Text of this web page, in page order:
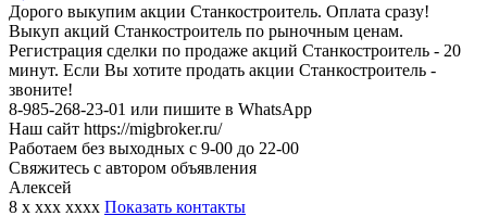
Дорого выкупим акции Станкостроитель. Оплата сразу!
Выкуп акций Станкостроитель по рыночным ценам.
Регистрация сделки по продаже акций Станкостроитель - 20
минут. Если Вы хотите продать акции Станкостроитель -
звоните!
8-985-268-23-01 или пишите в WhatsApp
Наш сайт https://migbroker.ru/
Работаем без выходных с 9-00 до 22-00
Свяжитесь с автором объявления
Алексей
8 x xxx xxxx Показать контакты